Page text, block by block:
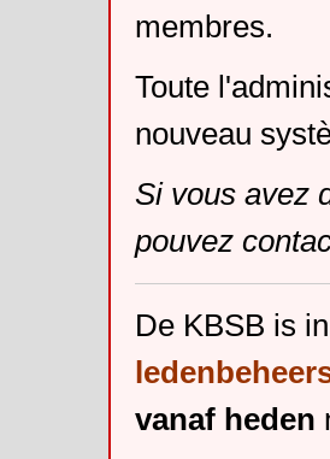
membres.
Toute
nouveau
Si vous avez
pouvez
De KBSB is
vanaf heden